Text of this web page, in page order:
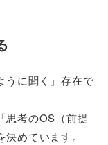
うに聞く」存在で
思考のOS（前提
めています。